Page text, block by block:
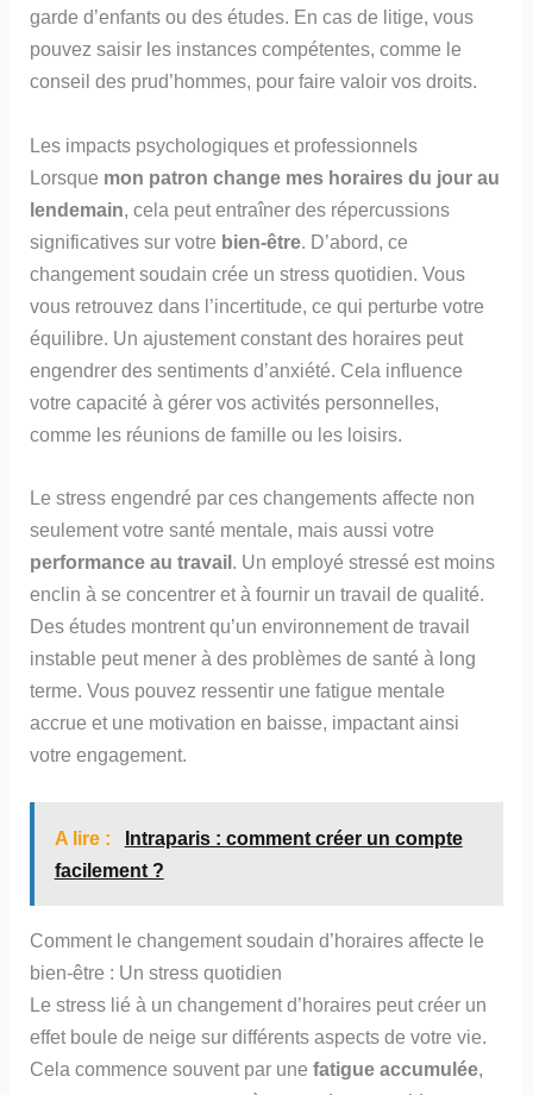
garde d’enfants ou des études. En cas de litige, vous
pouvez saisir les instances compétentes, comme le
conseil des prud’hommes, pour faire valoir vos droits.
Les impacts psychologiques et professionnels
Lorsque mon patron change mes horaires du jour au
lendemain, cela peut entraîner des répercussions
significatives sur votre bien-être. D’abord, ce
changement soudain crée un stress quotidien. Vous
vous retrouvez dans l’incertitude, ce qui perturbe votre
équilibre. Un ajustement constant des horaires peut
engendrer des sentiments d’anxiété. Cela influence
votre capacité à gérer vos activités personnelles,
comme les réunions de famille ou les loisirs.
Le stress engendré par ces changements affecte non
seulement votre santé mentale, mais aussi votre
performance au travail. Un employé stressé est moins
enclin à se concentrer et à fournir un travail de qualité.
Des études montrent qu’un environnement de travail
instable peut mener à des problèmes de santé à long
terme. Vous pouvez ressentir une fatigue mentale
accrue et une motivation en baisse, impactant ainsi
votre engagement.
A lire :
Intraparis : comment créer un compte
facilement ?
Comment le changement soudain d’horaires affecte le
bien-être : Un stress quotidien
Le stress lié à un changement d’horaires peut créer un
effet boule de neige sur différents aspects de votre vie.
Cela commence souvent par unefatigue accumulée,